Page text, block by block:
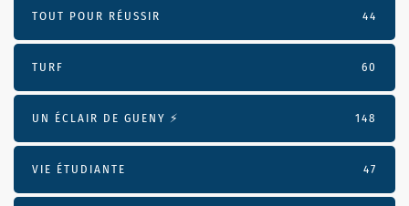
TOUT POUR RÉUSSIR 44
TURF 60
UN ÉCLAIR DE GUENY ⚡️ 148
VIE ÉTUDIANTE 47